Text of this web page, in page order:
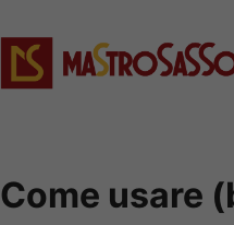
Come usare